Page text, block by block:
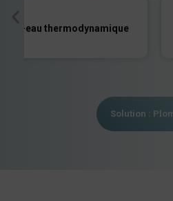
eau thermodynamique
Solution :